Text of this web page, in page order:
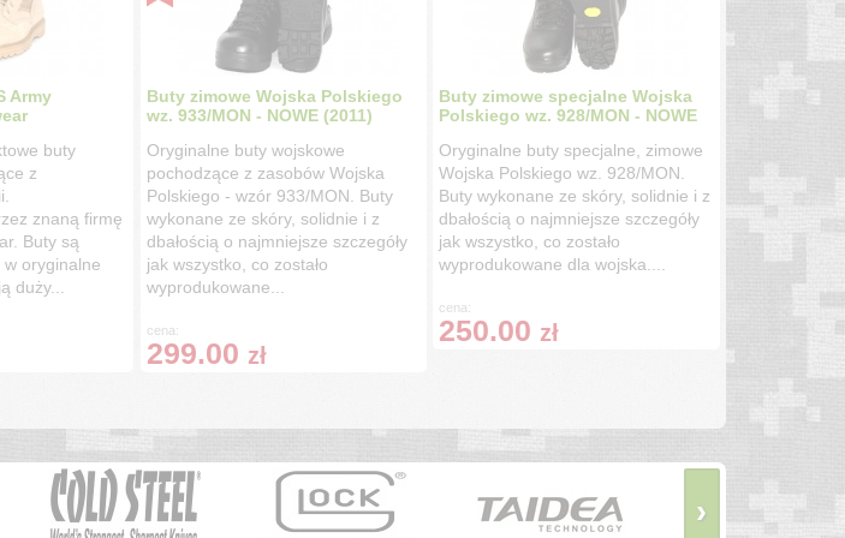
Army
buty
z
znaną firmę
Buty są
oryginalne
duży...
Buty zimowe Wojska Polskiego
wz. 933/MON - NOWE (2011)
Oryginalne buty wojskowe
pochodzące z zasobów Wojska
Polskiego - wzór 933/MON. Buty
wykonane ze skóry, solidnie i z
dbałością o najmniejsze szczegóły
jak wszystko, co zostało
wyprodukowane...
cena:
299.00 zł
Buty zimowe specjalne Wojska
Polskiego wz. 928/MON - NOWE
Oryginalne buty specjalne, zimowe
Wojska Polskiego wz. 928/MON.
Buty wykonane ze skóry, solidnie i z
dbałością o najmniejsze szczegóły
jak wszystko, co zostało
wyprodukowane dla wojska....
cena:
250.00 zł
›